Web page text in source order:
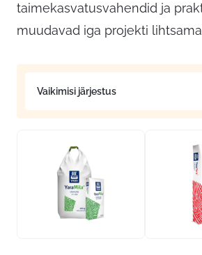
taimekasvatusvahendid ja
muudavad iga projekti